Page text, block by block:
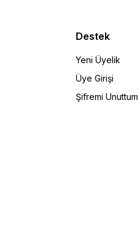
Destek
Yeni Üyelik
Üye Girişi
Şifremi Unuttum